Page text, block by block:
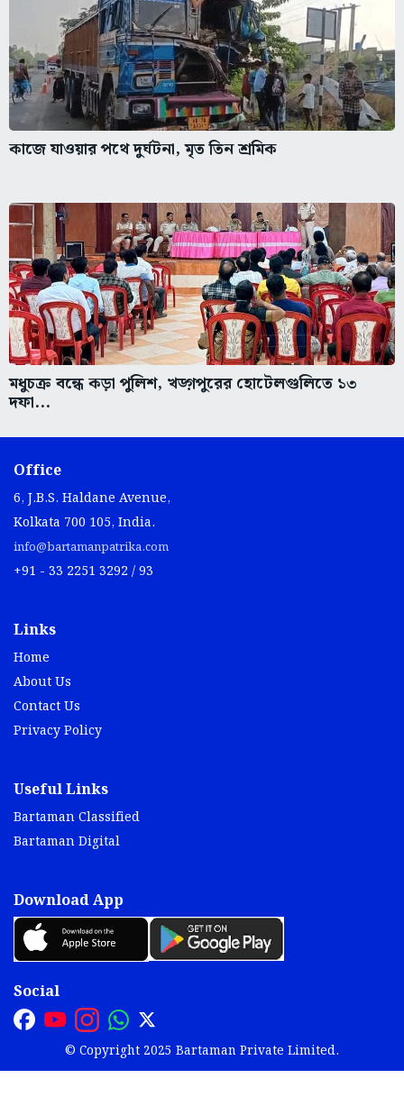
কাজে যাওয়ার পথে দুর্ঘটনা, মৃত তিন শ্রমিক
মধুচক্র বন্ধে কড়া পুলিশ, খড়্গপুরের হোটেলগুলিতে ১৩
দফা...
Office
6, J.B.S. Haldane Avenue,
Kolkata 700 105, India.
info@bartamanpatrika.com
+91 - 33 2251 3292 / 93
Links
Home
About Us
Contact Us
Privacy Policy
Useful Links
Bartaman Classified
Bartaman Digital
Download App
Social
© Copyright 2025 Bartaman Private Limited.